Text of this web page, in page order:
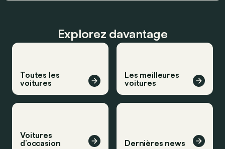
Explorez davantage
Toutes les
voitures
Les meilleures
voitures
Voitures
d’occasion
Dernières news